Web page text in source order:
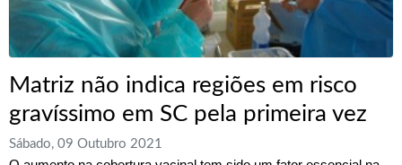
Matriz não indica regiões em risco
gravíssimo em SC pela primeira vez
Sábado, 09 Outubro 2021